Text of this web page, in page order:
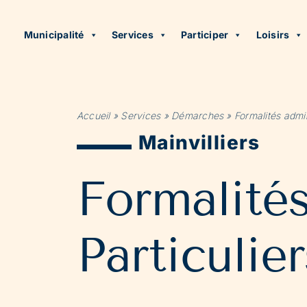
Municipalité Services Participer Loisirs
Accueil» Services» Démarches» Formalités
Mainvilliers